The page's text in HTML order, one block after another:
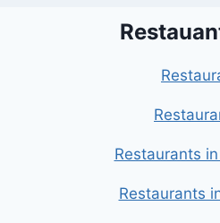
Restaurants
Restaurants